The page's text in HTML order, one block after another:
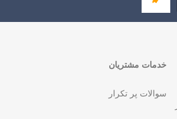
خدمات مشتریان
سوالات پر تکرار